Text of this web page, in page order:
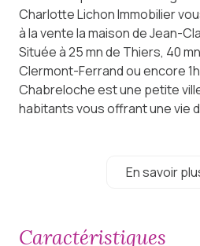
Charlotte Lichon Immobilier
à la vente la maison de Jean-
Située à 25 mn de Thiers, 40
Clermont-Ferrand ou encore
Chabreloche est une petite ville
habitants vous offrant une vie
développement de la vie
Si vous avez envie de vivre au
charme et sa fonctionnalité.
En savoir
caractéristiques